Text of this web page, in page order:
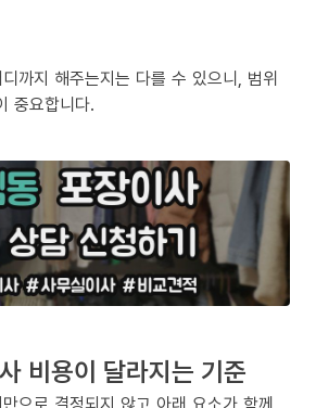
까지 해주는지는 다를 수 있으니, 범위
중요합니다.
비용이 달라지는 기준